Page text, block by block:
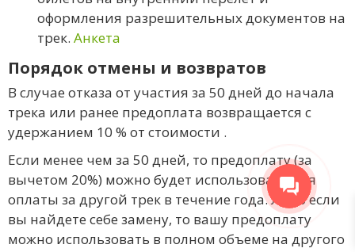
оформления разрешительных документов на
трек. Анкета
Порядок отмены и возвратов
В случае отказа от участия за 50 дней до начала
трека или ранее предоплата возвращается с
удержанием 10 % от стоимости .
Если менее чем за 50 дней, то предоплату (за
вычетом 20%) можно будет использовать для
оплаты за другой трек в течение года. Либо если
вы найдете себе замену, то вашу предоплату
можно использовать в полном объеме на другого